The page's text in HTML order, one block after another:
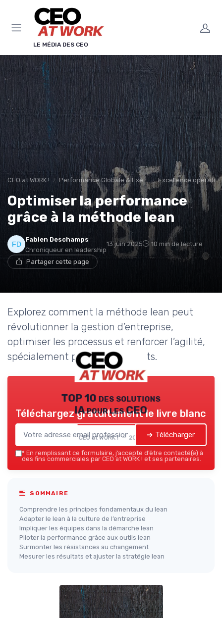
LE MÉDIA DES CEO
CEO at WORK ! Performance Globale & Exécution Excellence
Optimiser la performance
grâce à la méthode lean
Fabien Deschamps
Chroniqueur en leadership
13 juin 2025 10 min de lecture
Partager cette page
Explorez comment la méthode lean peut
révolutionner la gestion d’entreprise,
optimiser les processus et renforcer l’agilité,
spécialement pour les dirigeants.
TOP 10 des solutions
IA pour les CEO
CEO at WORK ! — 2026
Téléchargez gratuitement le livre blanc
➔ Télécharger
* En remplissant ce formulaire, j’accepte d’être contacté(e) à
des fins commerciales par CEO at WORK ! et ses partenaires.
SOMMAIRE
Comprendre les principes fondamentaux du lean
Adapter le lean à la culture de l’entreprise
Impliquer les équipes dans la démarche lean
Piloter la performance grâce aux outils lean
Surmonter les résistances au changement
Mesurer les résultats et ajuster la stratégie lean
Panneau de gestion des cookies